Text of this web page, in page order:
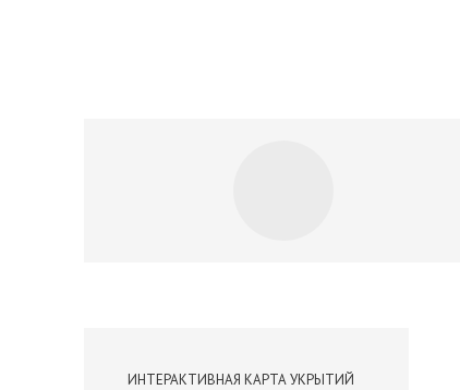
ИНТЕРАКТИВНАЯ КАРТА УКРЫТИЙ